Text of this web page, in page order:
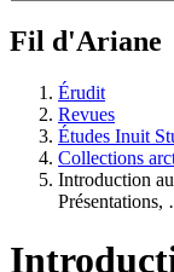
Fil d'Ariane
Érudit
Revues
Études Inuit
Collections
Introduction